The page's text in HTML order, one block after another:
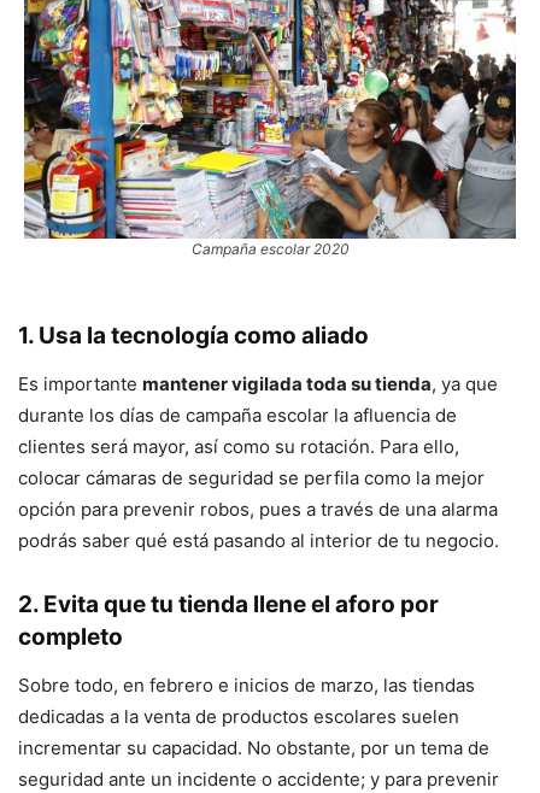
Campaña escolar 2020
1. Usa la tecnología como aliado
Es importante mantener vigilada toda su tienda, ya que
durante los días de campaña escolar la afluencia de
clientes será mayor, así como su rotación. Para ello,
colocar cámaras de seguridad se perfila como la mejor
opción para prevenir robos, pues a través de una alarma
podrás saber qué está pasando al interior de tu negocio.
2. Evita que tu tienda llene el aforo por
completo
Sobre todo, en febrero e inicios de marzo, las tiendas
dedicadas a la venta de productos escolares suelen
incrementar su capacidad. No obstante, por un tema de
seguridad ante un incidente o accidente; y para prevenir